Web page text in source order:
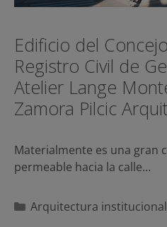
Edificio del
Registro Civil de
Atelier Lange
Zamora Pilcic
Materialmente es una gran
permeable hacia la calle…
Categorías
Arquitectura institucional